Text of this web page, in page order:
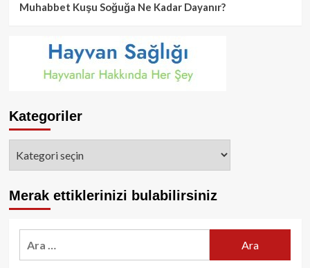
Muhabbet Kuşu Soğuğa Ne Kadar Dayanır?
Kategoriler
Merak ettiklerinizi bulabilirsiniz